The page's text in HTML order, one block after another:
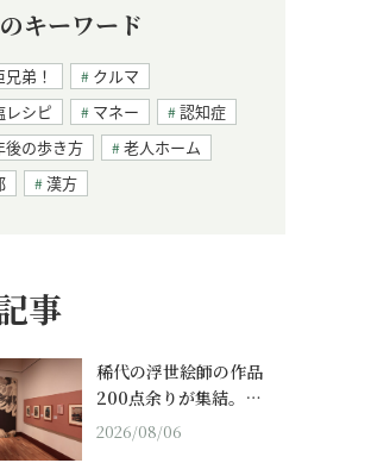
キーワード
兄弟！
クルマ
レシピ
マネー
認知症
後の歩き方
老人ホーム
漢方
事
稀代の浮世絵師の作品
200点余りが集結。…
2026/08/06